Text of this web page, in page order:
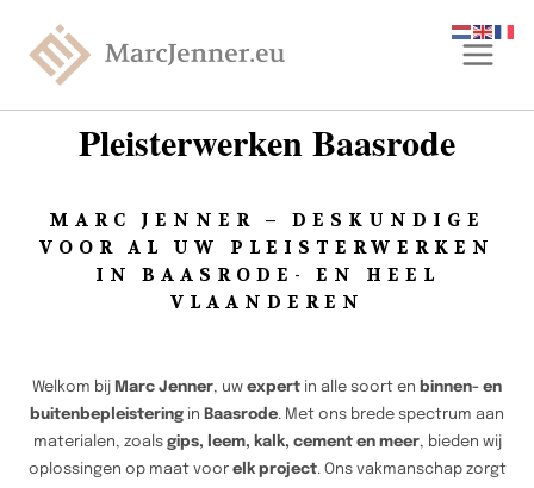
Pleisterwerken Baasrode
MARC JENNER – DESKUNDIGE
VOOR AL UW PLEISTERWERKEN
IN BAASRODE- EN HEEL
VLAANDEREN
Welkom bij Marc Jenner, uw expert in alle soort en binnen- en
buitenbepleistering in Baasrode. Met ons brede spectrum aan
materialen, zoals gips, leem, kalk, cement en meer, bieden wij
oplossingen op maat voor elk project. Ons vakmanschap zorgt